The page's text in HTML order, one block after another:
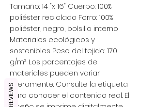
Tamaño: 14 "x 16" Cuerpo: 100%
poliéster reciclado Forro: 100%
poliéster, negro, bolsillo interno
Materiales ecológicos y
sostenibles Peso del tejido: 170
g/m² Los porcentajes de
materiales pueden variar
ligeramente. Consulte la etiqueta
para conocer el contenido real. El
REVIEWS